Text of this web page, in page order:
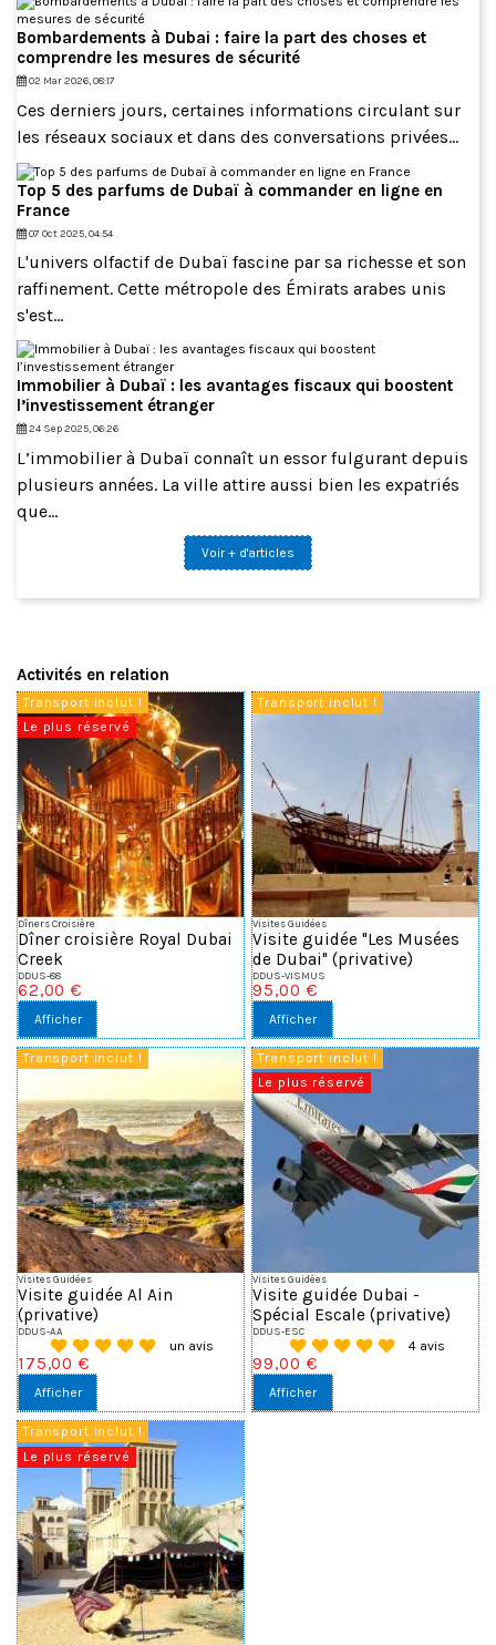
Bombardements à Dubai : faire la part des choses et
comprendre les mesures de sécurité
02 Mar 2026, 08:17
Ces derniers jours, certaines informations circulant sur
les réseaux sociaux et dans des conversations privées...
Top 5 des parfums de Dubaï à commander en ligne en
France
07 Oct 2025, 04:54
L'univers olfactif de Dubaï fascine par sa richesse et son
raffinement. Cette métropole des Émirats arabes unis
s'est...
Immobilier à Dubaï : les avantages fiscaux qui boostent
l’investissement étranger
24 Sep 2025, 06:26
L’immobilier à Dubaï connaît un essor fulgurant depuis
plusieurs années. La ville attire aussi bien les expatriés
que...
Voir + d'articles
Activités en relation
Transport inclut !
Le plus réservé
Dîners Croisière
Dîner croisière Royal Dubai
Creek
DDUS-88
62,00 €
Afficher
Transport inclut !
Visites Guidées
Visite guidée "Les Musées
de Dubai" (privative)
DDUS-VISMUS
95,00 €
Afficher
Transport inclut !
Visites Guidées
Visite guidée Al Ain
(privative)
DDUS-AA
un avis
175,00 €
Afficher
Transport inclut !
Le plus réservé
Visites Guidées
Visite guidée Dubai -
Spécial Escale (privative)
DDUS-ESC
4 avis
99,00 €
Afficher
Transport inclut !
Le plus réservé